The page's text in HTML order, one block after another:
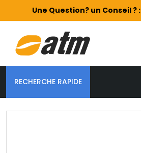
Une Question? un Conseil ? :
RECHERCHE RAPIDE